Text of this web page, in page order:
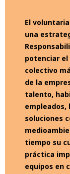
El
una
potenciar
colectivo
de la
talento,
empleados,
soluciones
tiempo su
práctica
equipos en